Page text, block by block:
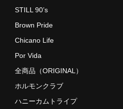
STILL 90’s
Brown Pride
Chicano Life
Por Vida
全商品（ORIGINAL）
ホルモンクラブ
ハニーカムトライプ